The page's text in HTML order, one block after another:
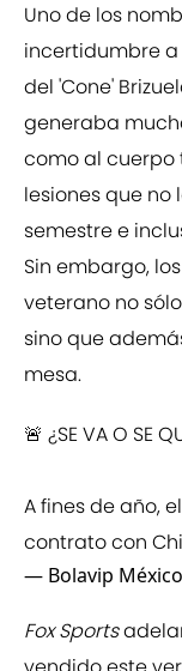
Uno de los
incertidumbre
del 'Cone'
generaba
como al cuerpo
lesiones que
semestre e
Sin embargo,
veterano no
sino que
mesa.
🚨 ¿SE VA O SE
A fines de año,
contrato con
— Bolavip
Fox Sports